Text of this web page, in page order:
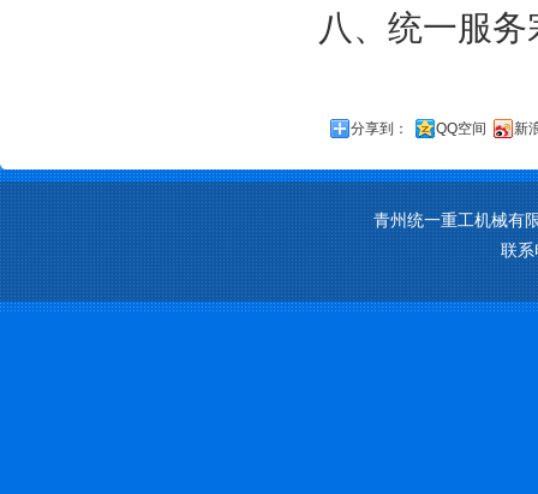
八、统一服
分享到： QQ空间 新
青州统一重工机械有
联